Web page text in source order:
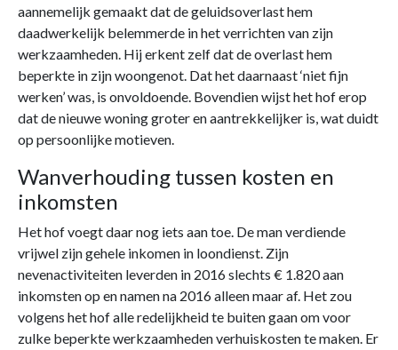
aannemelijk gemaakt dat de geluidsoverlast hem
daadwerkelijk belemmerde in het verrichten van zijn
werkzaamheden. Hij erkent zelf dat de overlast hem
beperkte in zijn woongenot. Dat het daarnaast ‘niet fijn
werken’ was, is onvoldoende. Bovendien wijst het hof erop
dat de nieuwe woning groter en aantrekkelijker is, wat duidt
op persoonlijke motieven.
Wanverhouding tussen kosten en
inkomsten
Het hof voegt daar nog iets aan toe. De man verdiende
vrijwel zijn gehele inkomen in loondienst. Zijn
nevenactiviteiten leverden in 2016 slechts € 1.820 aan
inkomsten op en namen na 2016 alleen maar af. Het zou
volgens het hof alle redelijkheid te buiten gaan om voor
zulke beperkte werkzaamheden verhuiskosten te maken. Er